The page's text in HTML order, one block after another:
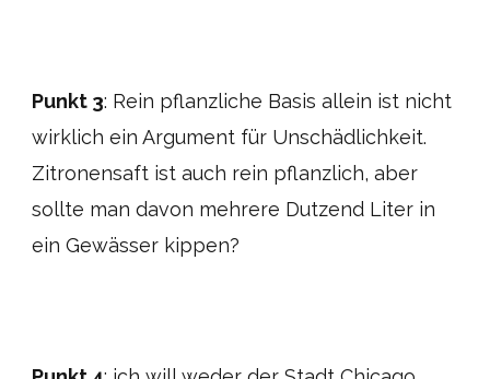
Punkt 3: Rein pflanzliche Basis allein ist nicht
wirklich ein Argument für Unschädlichkeit.
Zitronensaft ist auch rein pflanzlich, aber
sollte man davon mehrere Dutzend Liter in
ein Gewässer kippen?